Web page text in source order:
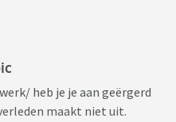
heb je je aan geërgerd
maakt niet uit.